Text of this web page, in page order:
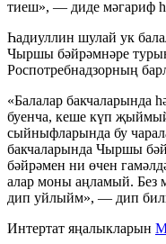
тиеш», — диде мәгариф
Һадиуллин шулай ук
Чыршы бәйрәмнәре
Роспотребнадзорның
«Балалар бакчаларында
буенча, кеше күп
сыйныфларында бу
бакчаларында Чыршы
бәйрәмен ни өчен
алар моны аңламый. Без
дип уйлыйм», — дип
Интертат яңалыкларын